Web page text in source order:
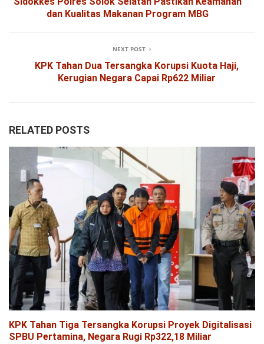
dan Kualitas Makanan Program MBG
NEXT POST
KPK Tahan Dua Tersangka Korupsi Kuota Haji,
Kerugian Negara Capai Rp622 Miliar
RELATED POSTS
KPK Tahan Tiga Tersangka Korupsi Proyek Digitalisasi
SPBU Pertamina, Negara Rugi Rp322,18 Miliar